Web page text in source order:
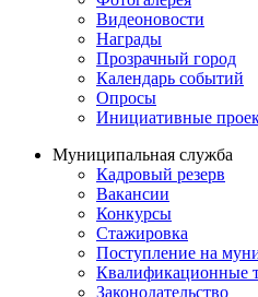
Видеоновости
Награды
Прозрачный город
Календарь событий
Опросы
Инициативные
Муниципальная служба
Кадровый резерв
Вакансии
Конкурсы
Стажировка
Поступление на
Квалификационные
Законодательство